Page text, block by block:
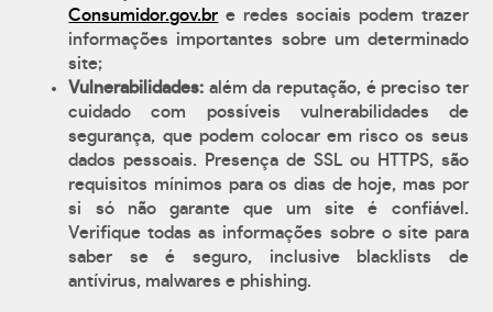
Consumidor.gov.br e redes sociais podem trazer
informações importantes sobre um determinado
site;
Vulnerabilidades: além da reputação, é preciso ter
cuidado com possíveis vulnerabilidades de
segurança, que podem colocar em risco os seus
dados pessoais. Presença de SSL ou HTTPS, são
requisitos mínimos para os dias de hoje, mas por
si só não garante que um site é confiável.
Verifique todas as informações sobre o site para
saber se é seguro, inclusive blacklists de
antívirus, malwares e phishing.